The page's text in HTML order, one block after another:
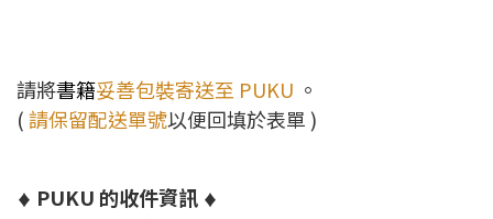
請將書籍妥善包裝寄送至 PUKU 。
(請保留配送單號以便回填於表單 )
♦ PUKU 的收件資訊 ♦